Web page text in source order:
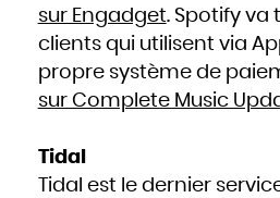
sur Engadget. Spotify va
clients qui utilisent via
propre système de
sur Complete Music
Tidal
Tidal est le dernier